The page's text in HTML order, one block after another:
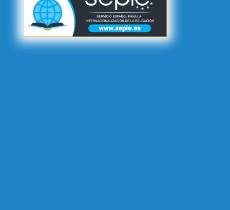
[Destacado]Convocatoria - Convocatoria BIP Erasmus+ KA171
(BIP in EDUCATION) - Estudiantes&Staff entrantes - Curso 25-26